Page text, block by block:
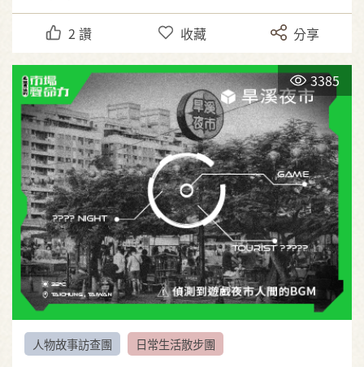
2 讚 收藏 分享
3385
人物故事訪查團 日常生活散步團